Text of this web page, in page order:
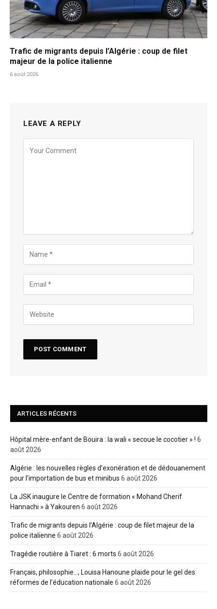
Trafic de migrants depuis l’Algérie : coup de filet
majeur de la police italienne
6 août 2026
LEAVE A REPLY
ARTICLES RÉCENTS
Hôpital mère-enfant de Bouira : la wali « secoue le cocotier » ! 6
août 2026
Algérie : les nouvelles règles d’exonération et de dédouanement
pour l’importation de bus et minibus 6 août 2026
La JSK inaugure le Centre de formation « Mohand Cherif
Hannachi » à Yakouren 6 août 2026
Trafic de migrants depuis l’Algérie : coup de filet majeur de la
police italienne 6 août 2026
Tragédie routière à Tiaret : 6 morts 6 août 2026
Français, philosophie…, Louisa Hanoune plaide pour le gel des
réformes de l’éducation nationale 6 août 2026